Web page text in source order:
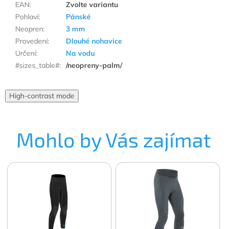
EAN:
Zvolte variantu
Pohlaví:
Pánské
Neopren:
3 mm
Provedení:
Dlouhé nohavice
Určení:
Na vodu
#sizes_table#: /neopreny-palm/
High-contrast mode
Mohlo by Vás zajímat